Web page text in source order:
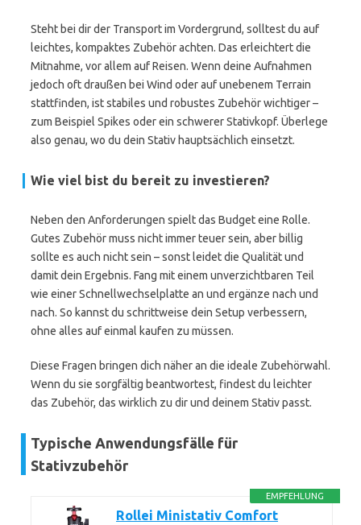
Steht bei dir der Transport im Vordergrund, solltest du auf
leichtes, kompaktes Zubehör achten. Das erleichtert die
Mitnahme, vor allem auf Reisen. Wenn deine Aufnahmen
jedoch oft draußen bei Wind oder auf unebenem Terrain
stattfinden, ist stabiles und robustes Zubehör wichtiger –
zum Beispiel Spikes oder ein schwerer Stativkopf. Überlege
also genau, wo du dein Stativ hauptsächlich einsetzt.
Wie viel bist du bereit zu investieren?
Neben den Anforderungen spielt das Budget eine Rolle.
Gutes Zubehör muss nicht immer teuer sein, aber billig
sollte es auch nicht sein – sonst leidet die Qualität und
damit dein Ergebnis. Fang mit einem unverzichtbaren Teil
wie einer Schnellwechselplatte an und ergänze nach und
nach. So kannst du schrittweise dein Setup verbessern,
ohne alles auf einmal kaufen zu müssen.
Diese Fragen bringen dich näher an die ideale Zubehörwahl.
Wenn du sie sorgfältig beantwortest, findest du leichter
das Zubehör, das wirklich zu dir und deinem Stativ passt.
Typische Anwendungsfälle für
Stativzubehör
EMPFEHLUNG
Rollei Ministativ Comfort